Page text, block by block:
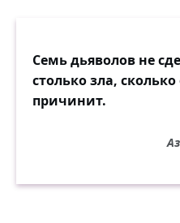
Семь дьяволов не
столько зла,
причинит.